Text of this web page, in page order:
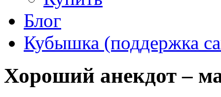
Блог
Кубышка (поддержка
Хороший анекдот –